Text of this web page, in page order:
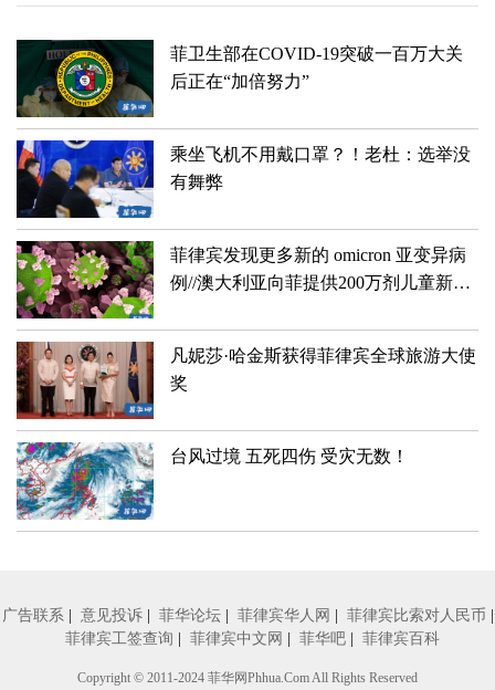
菲卫生部在COVID-19突破一百万大关
后正在“加倍努力”
乘坐飞机不用戴口罩？！老杜：选举没
有舞弊
菲律宾发现更多新的 omicron 亚变异病
例//澳大利亚向菲提供200万剂儿童新冠
凡妮莎·哈金斯获得菲律宾全球旅游大使
奖
台风过境 五死四伤 受灾无数！
广告联系 意见投诉 菲华论坛 菲律宾华人网 菲律宾比索对人民币
菲律宾工签查询
菲律宾中文网 菲华吧 菲律宾百科
Copyright © 2011-2024 菲华网Phhua.Com All Rights Reserved